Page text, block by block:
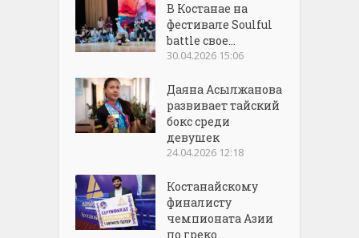
В Костанае на
фестивале Soulful
battle свое...
30.04.2026 15:06
Даяна Асылжанова
развивает тайский
бокс среди
девушек
24.04.2026 12:18
Костанайскому
финалисту
чемпионата Азии
по греко...